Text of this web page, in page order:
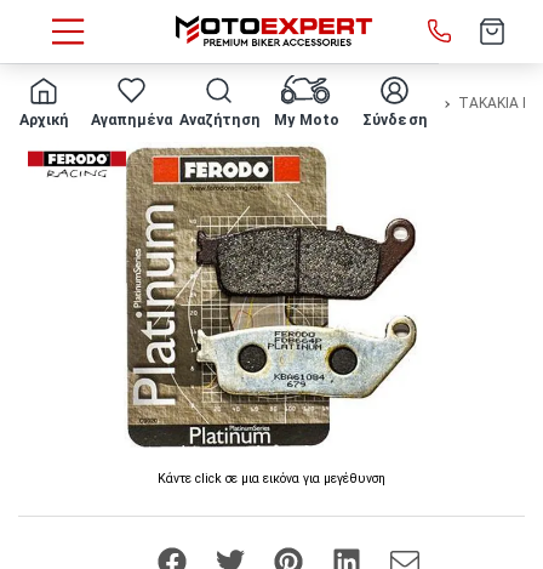
Αρχική Αγαπημένα Αναζήτηση My Moto Σύνδεση
HOME Μάρκα/μοντέλο HONDA NC750 X 2021 - 2023 ΤΑΚΑΚΙΑ
Κάντε click σε μια εικόνα για μεγέθυνση